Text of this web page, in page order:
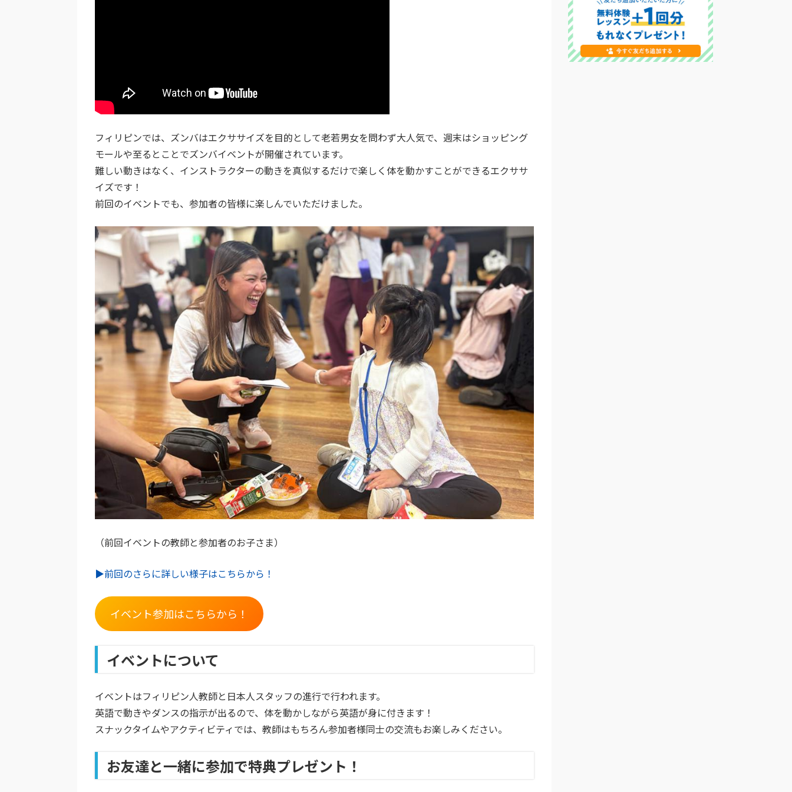
フィリピンでは、ズンバはエクササイズを目的として老若男女を問わず大人気で、週末はショッピング
モールや至るとことでズンバイベントが開催されています。
難しい動きはなく、インストラクターの動きを真似するだけで楽しく体を動かすことができるエクササ
イズです！
前回のイベントでも、参加者の皆様に楽しんでいただけました。
（前回イベントの教師と参加者のお子さま）
▶︎前回のさらに詳しい様子はこちらから！
イベント参加はこちらから！
イベントについて
イベントはフィリピン人教師と日本人スタッフの進行で行われます。
英語で動きやダンスの指示が出るので、体を動かしながら英語が身に付きます！
スナックタイムやアクティビティでは、教師はもちろん参加者様同士の交流もお楽しみください。
お友達と一緒に参加で特典プレゼント！